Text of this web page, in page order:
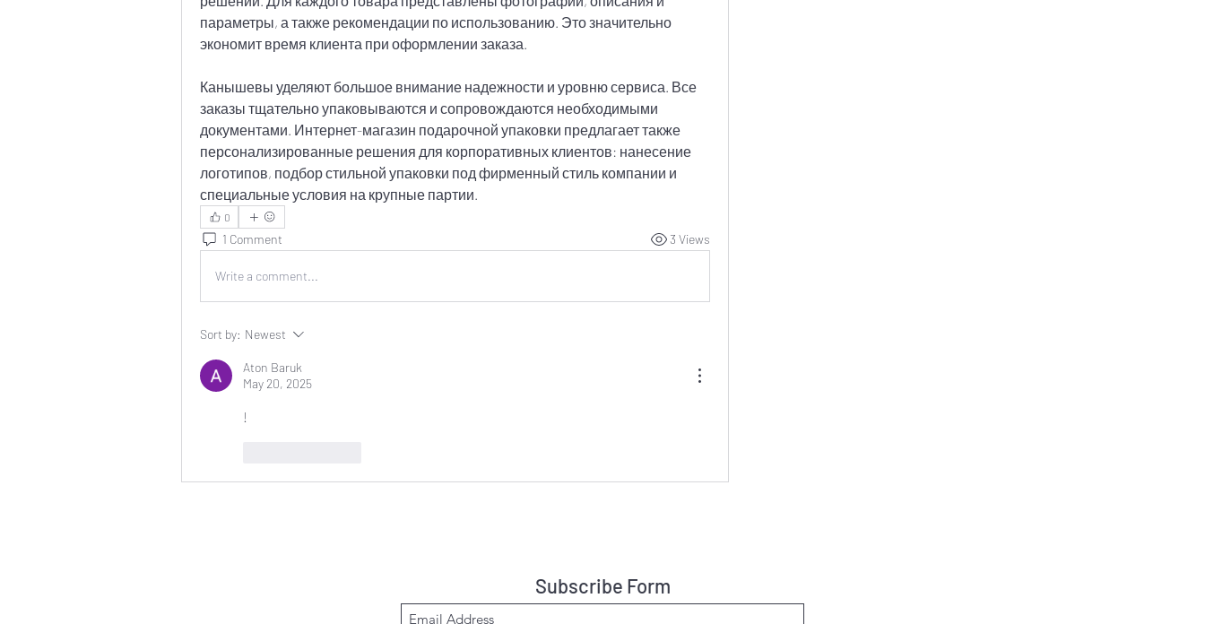
параметры, а также рекомендации по использованию. Это значительно
экономит время клиента при оформлении заказа.
Канышевы уделяют большое внимание надежности и уровню сервиса. Все
заказы тщательно упаковываются и сопровождаются необходимыми
документами. Интернет-магазин подарочной упаковки предлагает также
персонализированные решения для корпоративных клиентов: нанесение
логотипов, подбор стильной упаковки под фирменный стиль компании и
специальные условия на крупные партии.
0
1 Comment 3 Views
Write a comment...
Sort by: Newest
Aton Baruk
May 20, 2025
!
Subscribe Form